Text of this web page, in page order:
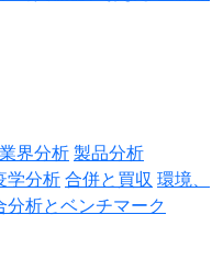
業界分析製品分析
学分析合併と買収 環境、
分析とベンチマーク